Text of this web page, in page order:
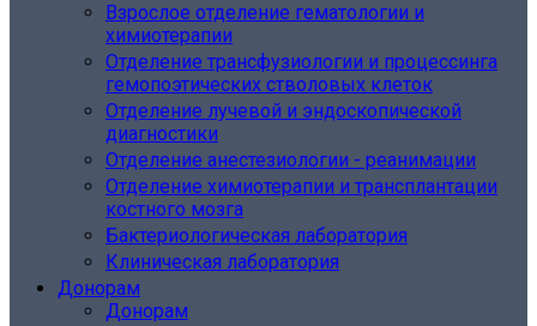
Взрослое отделение гематологии и
химиотерапии
Отделение трансфузиологии и процессинга
гемопоэтических стволовых клеток
Отделение лучевой и эндоскопической
диагностики
Отделение анестезиологии - реанимации
Отделение химиотерапии и трансплантации
костного мозга
Бактериологическая лаборатория
Клиническая лаборатория
Донорам
Донорам